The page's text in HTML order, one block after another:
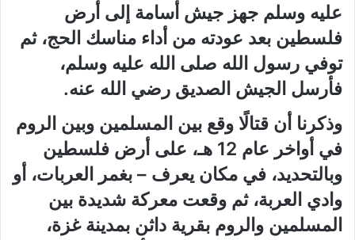
عليه وسلم جهز جيش أسامة إلى أرض
فلسطين بعد عودته من أداء مناسك الحج، ثم
توفي رسول الله صلى الله عليه وسلم،
فأرسل الجيش الصديق رضي الله عنه.
وذكرنا أن قتالًا وقع بين المسلمين وبين الروم
في أواخر عام 12 هـ، على أرض فلسطين
وبالتحديد، في مكان يعرف – بغمر العربات، أو
وادي العربة، ثم وقعت معركة شديدة بين
المسلمين والروم بقرية داثن بمدينة غزة،